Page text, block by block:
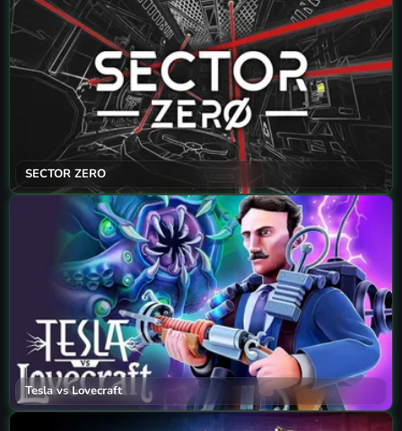
SECTOR ZERO
Tesla vs Lovecraft